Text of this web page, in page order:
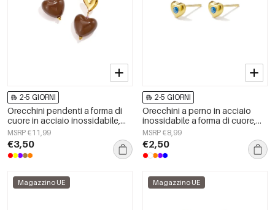
2-5 GIORNI
Orecchini pendenti a forma di
cuore in acciaio inossidabile,
casual, quotidiani, romantici,
della serie da donna.
MSRP €11,99
€3,50
2-5 GIORNI
Orecchini a perno in acciaio
inossidabile a forma di cuore,
semplici, della serie Daily
Simple, gioielli da donna.
MSRP €8,99
€2,50
Magazzino UE Magazzino UE